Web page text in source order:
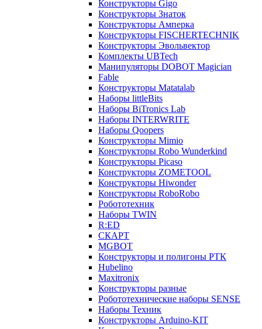
Конструкторы Gigo
Конструкторы Знаток
Конструкторы Амперка
Конструкторы FISCHERTECHNIK
Конструкторы Эвольвектор
Комплекты UBTech
Манипуляторы DOBOT Magician
Fable
Конструкторы Matatalab
Наборы littleBits
Наборы BiTronics Lab
Наборы INTERWRITE
Наборы Qoopers
Конструкторы Mimio
Конструкторы Robo Wunderkind
Конструкторы Picaso
Конструкторы ZOMETOOL
Конструкторы Hiwonder
Конструкторы RoboRobo
Робототехник
Наборы TWIN
R:ED
СКАРТ
MGBOT
Конструкторы и полигоны РТК
Hubelino
Maxitronix
Конструкторы разные
Робототехнические наборы SENSE
Наборы Техник
Конструкторы Arduino-KIT